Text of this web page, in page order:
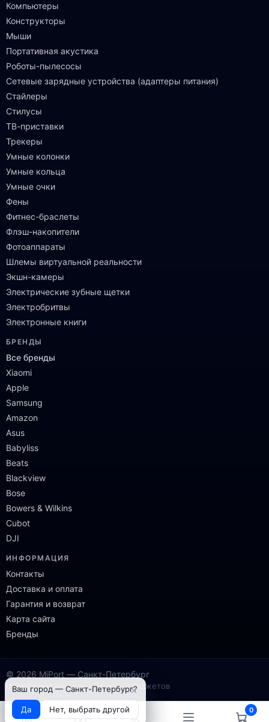
Компьютеры
Конструкторы
Мыши
Портативная акустика
Роботы-пылесосы
Сетевые зарядные устройства (адаптеры питания)
Стайлеры
Стилусы
ТВ-приставки
Трекеры
Умные колонки
Умные кольца
Умные очки
Фены
Фитнес-браслеты
Флэш-накопители
Фотоаппараты
Шлемы виртуальной реальности
Экшн-камеры
Электрические зубные щетки
Электробритвы
Электронные книги
БРЕНДЫ
Все бренды
Xiaomi
Apple
Samsung
Amazon
Asus
Babyliss
Beats
Blackview
Bose
Bowers & Wilkins
Cubot
DJI
ИНФОРМАЦИЯ
Контакты
Доставка и оплата
Гарантия и возврат
Карта сайта
Бренды
© 2026 MiPort — Санкт-Петербург
Онлайн-магазин электроники и гаджетов
0
Ваш город — Санкт-Петербург?
Да Нет, выбрать другой
×